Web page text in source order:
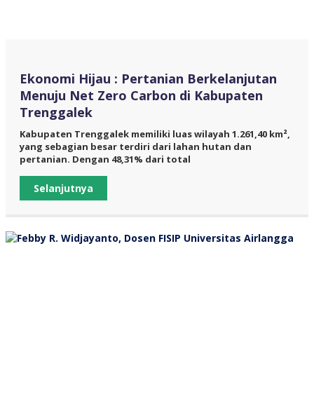
Ekonomi Hijau : Pertanian Berkelanjutan
Menuju Net Zero Carbon di Kabupaten
Trenggalek
Kabupaten Trenggalek memiliki luas wilayah 1.261,40 km²,
yang sebagian besar terdiri dari lahan hutan dan
pertanian. Dengan 48,31% dari total
Selanjutnya